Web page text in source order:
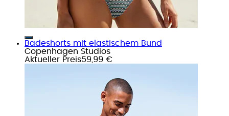
Badeshorts mit elastischem Bund
Copenhagen Studios
Aktueller Preis59,99 €